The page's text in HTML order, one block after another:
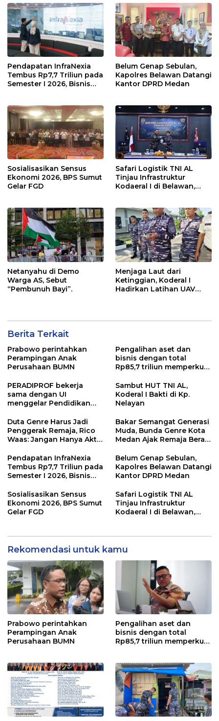
Pendapatan InfraNexia
Tembus Rp7,7 Triliun pada
Semester I 2026, Bisnis
Belum Genap Sebulan,
Kapolres Belawan Datangi
Kantor DPRD Medan
Sosialisasikan Sensus
Ekonomi 2026, BPS Sumut
Gelar FGD
Safari Logistik TNI AL
Tinjau Infrastruktur
Kodaeral I di Belawan,
Netanyahu di Demo
Warga AS, Sebut
“Pembunuh Bayi”.
Menjaga Laut dari
Ketinggian, Koderal I
Hadirkan Latihan UAV
Berita Terkait
Prabowo perintahkan
Perampingan Anak
Perusahaan BUMN
Pengalihan aset dan
bisnis dengan total
Rp85,7 triliun memperkuat
mengembangkan lebih
dari 90% aset jaringan
Telkom
PERADIPROF bekerja
sama dengan UI
menggelar Pendidikan
(PKPA)
Sambut HUT TNI AL,
Koderal I Bakti di Kp.
Nelayan
Duta Genre Harus Jadi
Penggerak Remaja, Rico
Waas: Jangan Hanya Aktif
Bakar Semangat Generasi
Muda, Bunda Genre Kota
Medan Ajak Remaja Berani
Pendapatan InfraNexia
Tembus Rp7,7 Triliun pada
Semester I 2026, Bisnis
Persen
Belum Genap Sebulan,
Kapolres Belawan Datangi
Kantor DPRD Medan
Sosialisasikan Sensus
Ekonomi 2026, BPS Sumut
Gelar FGD
Safari Logistik TNI AL
Tinjau Infrastruktur
Kodaeral I di Belawan,
Rekomendasi untuk kamu
Prabowo perintahkan
Perampingan Anak
Perusahaan BUMN
Pengalihan aset dan
bisnis dengan total
Rp85,7 triliun memperkuat
dari 90% aset jaringan
Telkom